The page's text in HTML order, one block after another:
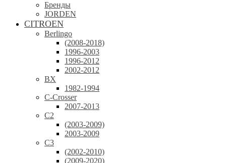
Бренды
JORDEN
CITROEN
Berlingo
(2008-2018)
1996-2003
1996-2012
2002-2012
BX
1982-1994
C-Crosser
2007-2013
C2
(2003-2009)
2003-2009
C3
(2002-2010)
(2009-2020)